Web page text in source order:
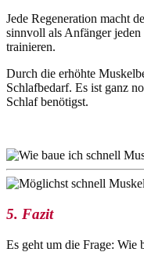
Jede Regeneration macht
sinnvoll als Anfänger
trainieren.
Durch die erhöhte
Schlafbedarf. Es ist ganz
Schlaf benötigst.
5. Fazit
Es geht um die Frage: Wie